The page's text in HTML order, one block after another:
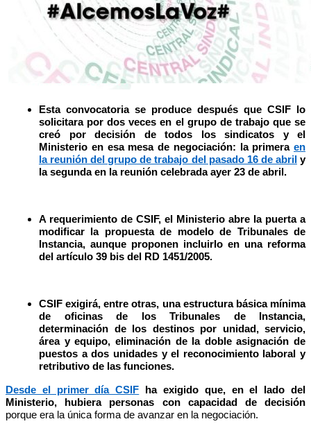
Esta convocatoria se produce después que CSIF lo
solicitara por dos veces en el grupo de trabajo que se
creó por decisión de todos los sindicatos y el
Ministerio en esa mesa de negociación: la primera en
la reunión del grupo de trabajo del pasado 16 de abrily
la segunda en la reunión celebrada ayer 23 de abril.
A requerimiento de CSIF, el Ministerio abre la puerta a
modificar la propuesta de modelo de Tribunales de
Instancia, aunque proponen incluirlo en una reforma
del artículo 39 bis del RD 1451/2005.
CSIF exigirá, entre otras, una estructura básica mínima
de oficinas de los Tribunales de Instancia,
determinación de los destinos por unidad, servicio,
área y equipo, eliminación de la doble asignación de
puestos a dos unidades y el reconocimiento laboral y
retributivo de las funciones.
Desde el primer día CSIF ha exigido que, en el lado del
Ministerio, hubiera personas con capacidad de decisión
porque era la única forma de avanzar en la negociación.